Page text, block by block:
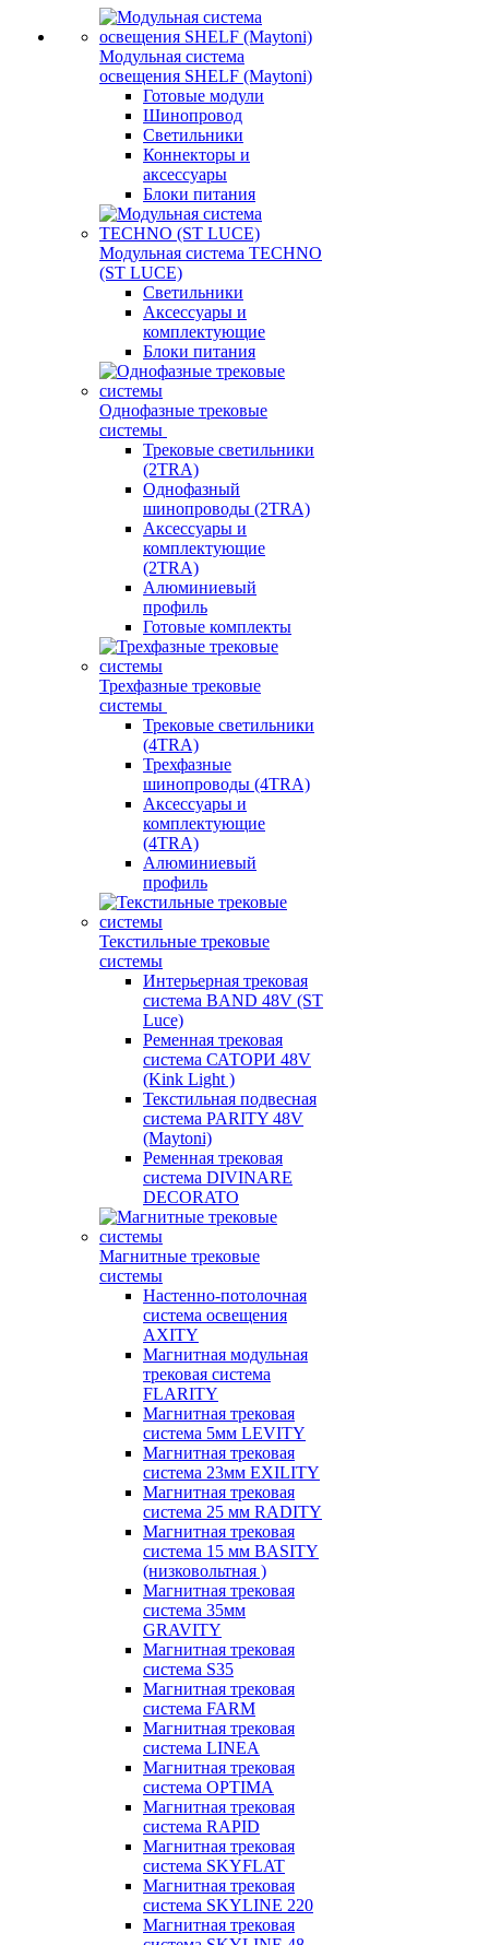
Модульная система
освещения SHELF (Maytoni)
Готовые модули
Шинопровод
Светильники
Коннекторы и
аксессуары
Блоки питания
Модульная система TECHNO
(ST LUCE)
Светильники
Аксессуары и
комплектующие
Блоки питания
Однофазные трековые
системы
Трековые светильники
(2TRA)
Однофазный
шинопроводы (2TRA)
Аксессуары и
комплектующие
(2TRA)
Алюминиевый
профиль
Готовые комплекты
Трехфазные трековые
системы
Трековые светильники
(4TRA)
Трехфазные
шинопроводы (4TRA)
Аксессуары и
комплектующие
(4TRA)
Алюминиевый
профиль
Текстильные трековые
системы
Интерьерная трековая
система BAND 48V (ST
Luce)
Ременная трековая
система САТОРИ 48V
(Kink Light )
Текстильная подвесная
система PARITY 48V
(Maytoni)
Ременная трековая
система DIVINARE
DECORATO
Магнитные трековые
системы
Настенно-потолочная
система освещения
AXITY
Магнитная модульная
трековая система
FLARITY
Магнитная трековая
система 5мм LEVITY
Магнитная трековая
система 23мм EXILITY
Магнитная трековая
система 25 мм RADITY
Магнитная трековая
система 15 мм BASITY
(низковольтная )
Магнитная трековая
система 35мм
GRAVITY
Магнитная трековая
система S35
Магнитная трековая
система FARM
Магнитная трековая
система LINEA
Магнитная трековая
система OPTIMA
Магнитная трековая
система RAPID
Магнитная трековая
система SKYFLAT
Магнитная трековая
система SKYLINE 220
Магнитная трековая